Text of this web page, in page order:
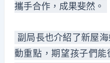
攜手合作，成果斐然。
副局長也介紹了新屋
動重點，期望孩子們能